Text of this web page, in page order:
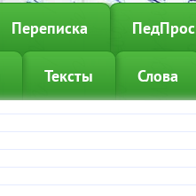
Переписка
Тексты Слова